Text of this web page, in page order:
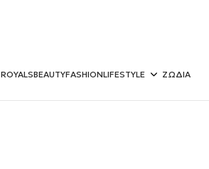
ROYALSBEAUTYFASHIONLIFESTYLE ΖΩΔΙΑ